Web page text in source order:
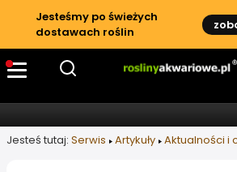
Jesteśmy po świeżych
dostawach roślin
Jesteś tutaj: Serwis Artykuły Aktualności i